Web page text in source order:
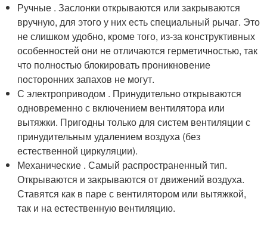
Ручные . Заслонки открываются или закрываются
вручную, для этого у них есть специальный рычаг. Это
не слишком удобно, кроме того, из-за конструктивных
особенностей они не отличаются герметичностью, так
что полностью блокировать проникновение
посторонних запахов не могут.
С электроприводом . Принудительно открываются
одновременно с включением вентилятора или
вытяжки. Пригодны только для систем вентиляции с
принудительным удалением воздуха (без
естественной циркуляции).
Механические . Самый распространенный тип.
Открываются и закрываются от движений воздуха.
Ставятся как в паре с вентилятором или вытяжкой,
так и на естественную вентиляцию.